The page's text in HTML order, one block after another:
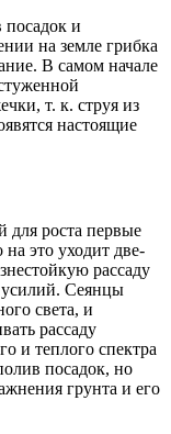
и
на земле грибка
В самом начале
т. к. струя из
настоящие
для роста первые
это уходит две-
рассаду
усилий. Сеянцы
света, и
рассаду
и теплого спектра
посадок, но
грунта и его